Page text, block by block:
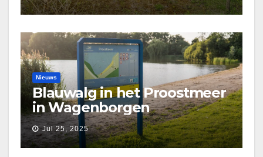
Nieuws
Blauwalg in het Proostmeer
in Wagenborgen
Jul 25, 2025